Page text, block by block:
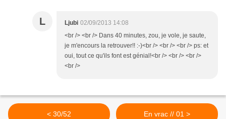
L Ljubi 02/09/2013 14:08
<br /> <br /> Dans 40 minutes, zou, je vole, je saute,
je m'encours la retrouver!! :-)<br /> <br /> <br /> ps: et
oui, tout ce qu'ils font est génial!<br /> <br /> <br />
<br />
< 30/52 En vrac // 01 >